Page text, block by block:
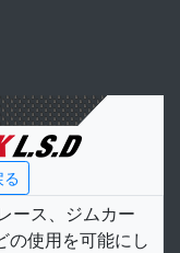
る
ース、ジムカー
使用を可能にし